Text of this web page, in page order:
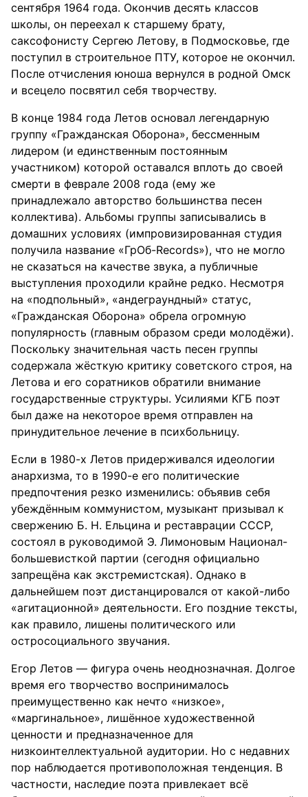
сентября 1964 года. Окончив десять классов
школы, он переехал к старшему брату,
саксофонисту Сергею Летову, в Подмосковье, где
поступил в строительное ПТУ, которое не окончил.
После отчисления юноша вернулся в родной Омск
и всецело посвятил себя творчеству.
В конце 1984 года Летов основал легендарную
группу «Гражданская Оборона», бессменным
лидером (и единственным постоянным
участником) которой оставался вплоть до своей
смерти в феврале 2008 года (ему же
принадлежало авторство большинства песен
коллектива). Альбомы группы записывались в
домашних условиях (импровизированная студия
получила название «ГрОб-Records»), что не могло
не сказаться на качестве звука, а публичные
выступления проходили крайне редко. Несмотря
на «подпольный», «андеграундный» статус,
«Гражданская Оборона» обрела огромную
популярность (главным образом среди молодёжи).
Поскольку значительная часть песен группы
содержала жёсткую критику советского строя, на
Летова и его соратников обратили внимание
государственные структуры. Усилиями КГБ поэт
был даже на некоторое время отправлен на
принудительное лечение в психбольницу.
Если в 1980-х Летов придерживался идеологии
анархизма, то в 1990-е его политические
предпочтения резко изменились: объявив себя
убеждённым коммунистом, музыкант призывал к
свержению Б. Н. Ельцина и реставрации СССР,
состоял в руководимой Э. Лимоновым Национал-
большевисткой партии (сегодня официально
запрещёна как экстремистская). Однако в
дальнейшем поэт дистанцировался от какой-либо
«агитационной» деятельности. Его поздние тексты,
как правило, лишены политического или
остросоциального звучания.
Егор Летов — фигура очень неоднозначная. Долгое
время его творчество воспринималось
преимущественно как нечто «низкое»,
«маргинальное», лишённое художественной
ценности и предназначенное для
низкоинтеллектуальной аудитории. Но с недавних
пор наблюдается противоположная тенденция. В
частности, наследие поэта привлекает всё